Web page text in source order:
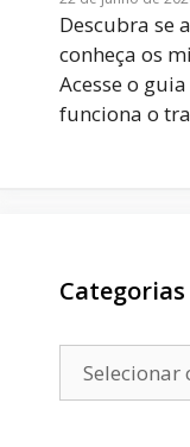
Descubra se
conheça os
Acesse o
funciona o
Categorias